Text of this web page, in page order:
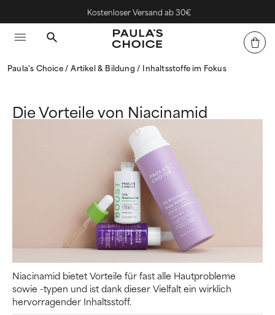
Kostenloser Versand ab 30€
Paula's Choice Artikel & Bildung Inhaltsstoffe im Fokus
Die Vorteile von Niacinamid
Niacinamid bietet Vorteile für fast alle Hautprobleme
sowie -typen und ist dank dieser Vielfalt ein wirklich
hervorragender Inhaltsstoff.